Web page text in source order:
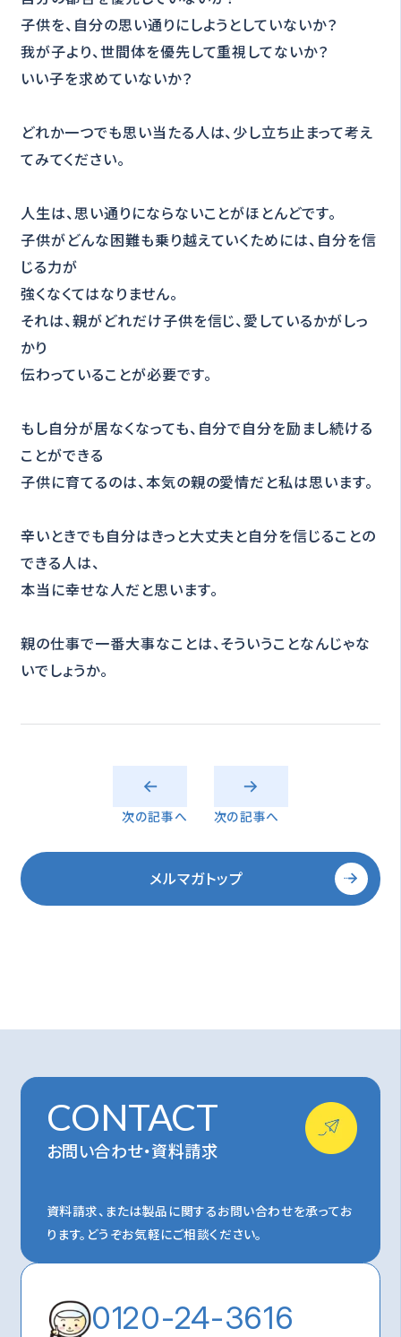
子供を、自分の思い通りにしようとしていないか？
我が子より、世間体を優先して重視してないか？
いい子を求めていないか？
どれか一つでも思い当たる人は、少し立ち止まって考え
てみてください。
人生は、思い通りにならないことがほとんどです。
子供がどんな困難も乗り越えていくためには、自分を信
じる力が
強くなくてはなりません。
それは、親がどれだけ子供を信じ、愛しているかがしっ
かり
伝わっていることが必要です。
もし自分が居なくなっても、自分で自分を励まし続ける
ことができる
子供に育てるのは、本気の親の愛情だと私は思います。
辛いときでも自分はきっと大丈夫と自分を信じることの
できる人は、
本当に幸せな人だと思います。
親の仕事で一番大事なことは、そういうことなんじゃな
いでしょうか。
次の記事へ 次の記事へ
メルマガトップ
CONTACT
お問い合わせ・資料請求
資料請求、または製品に関するお問い合わせを承ってお
ります。 どうぞお気軽にご相談ください。
0120-24-3616